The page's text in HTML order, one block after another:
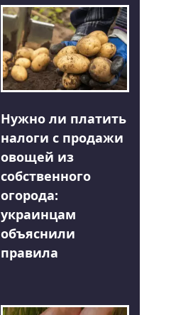
Нужно ли платить
налоги с продажи
овощей из
собственного
огорода:
украинцам
объяснили
правила